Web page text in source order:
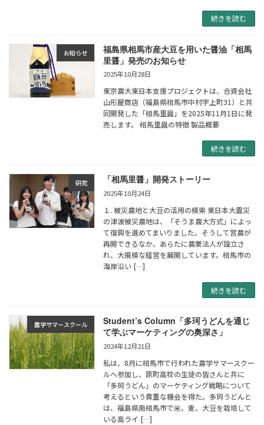
続きを読む
お知らせ
福島県相馬市産大豆を用いた醤油「相馬
里醤」発売のお知らせ
2025年10月28日
東京農大東日本支援プロジェクトは、合資会社
山形屋商店（福島県相馬市中村字上町31）と共
同開発した「相馬里醤」を2025年11月1日に発
売します。 相馬里醤の特徴 製品概要
続きを読む
研究 「相馬里醤」開発ストーリー
2025年10月24日
１. 被災農地と大豆の活用の模索 東日本大震災
の津波被災農地は、「そうま農大方式」によっ
て復興を進めてまいりました。そうして営農が
再開できるなか、あらたに農業法人が設立さ
れ、大規模な経営を展開しています。相馬市の
海岸沿い […]
続きを読む
農学サマースクール
Student’s Column「多珂うどんを通じ
て学ぶマーケティングの奥深さ」
2024年12月21日
私は、8月に相馬市で行われた農学サマースクー
ルへ参加し、原町高校の生徒の皆さんと共に
「多珂うどん」のマーケティング戦略について
考えるという貴重な機会を得た。多珂うどんと
は、福島県南相馬市で米、麦、大豆を栽培して
いる高ライ […]